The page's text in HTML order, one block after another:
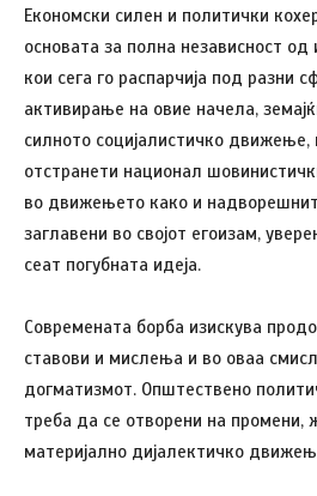
Економски силен и политички
основата за полна независност од
кои сега го распарчија под разни
активирање на овие начела,
силното социјалистичко движење,
отстранети национал
во движењето како и
заглавени во својот егоизам,
сеат погубната идеја.
Современата борба изискува
ставови и мислења и во оваа
догматизмот. Општествено
треба да се отворени на промени,
материјално дијалектичко